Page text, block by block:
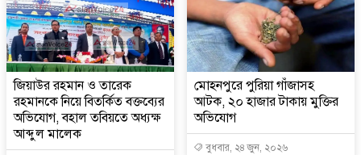
জিয়াউর রহমান ও তারেক
রহমানকে নিয়ে বিতর্কিত বক্তব্যের
অভিযোগ, বহাল তবিয়তে অধ্যক্ষ
আব্দুল মালেক
মোহনপুরে পুরিয়া গাঁজাসহ
আটক, ২০ হাজার টাকায় মুক্তির
অভিযোগ
বুধবার, ২৪ জুন, ২০২৬